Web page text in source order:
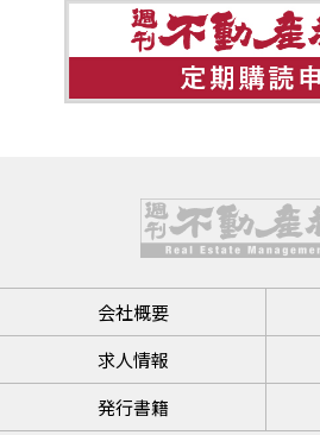
会社概要
求人情報
発行書籍